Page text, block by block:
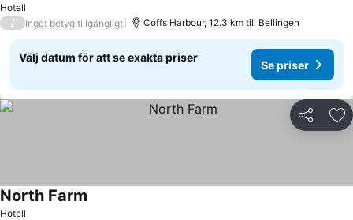
Hotell
/ Inget betyg tillgängligt Coffs Harbour, 12.3 km till Bellingen
Välj datum för att se exakta priser
Se priser
Dela
Hotell
North Farm